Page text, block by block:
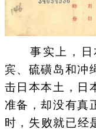
事实上，日
宾、硫磺岛和冲
击日本本土，日
准备，却没有真
时，失败就已经